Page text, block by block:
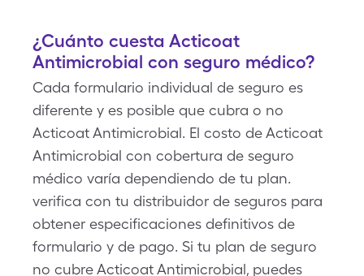
¿Cuánto cuesta Acticoat
Antimicrobial con seguro médico?
Cada formulario individual de seguro es
diferente y es posible que cubra o no
Acticoat Antimicrobial. El costo de Acticoat
Antimicrobial con cobertura de seguro
médico varía dependiendo de tu plan.
verifica con tu distribuidor de seguros para
obtener especificaciones definitivos de
formulario y de pago. Si tu plan de seguro
no cubre Acticoat Antimicrobial, puedes